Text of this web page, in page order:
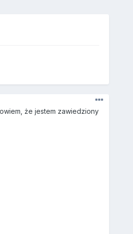
że jestem zawiedziony